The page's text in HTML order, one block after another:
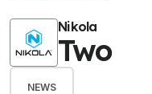
Nikola
Two
NEWS